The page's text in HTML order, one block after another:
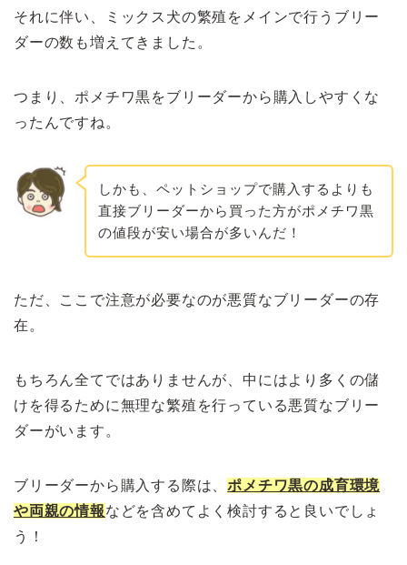
それに伴い、ミックス犬の繁殖をメインで行うブリー
ダーの数も増えてきました。
つまり、ポメチワ黒をブリーダーから購入しやすくな
ったんですね。
しかも、ペットショップで購入するよりも
直接ブリーダーから買った方がポメチワ黒
の値段が安い場合が多いんだ！
ただ、ここで注意が必要なのが悪質なブリーダーの存
在。
もちろん全てではありませんが、中にはより多くの儲
けを得るために無理な繁殖を行っている悪質なブリー
ダーがいます。
ブリーダーから購入する際は、ポメチワ黒の成育環境
や両親の情報などを含めてよく検討すると良いでしょ
う！